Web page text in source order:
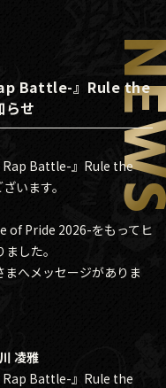
Battle-』Rule the
せ
Rap Battle-』Rule the
います。
of Pride 2026-をもってヒ
した。
へメッセージがありま
凌雅
Rap Battle-』Rule the